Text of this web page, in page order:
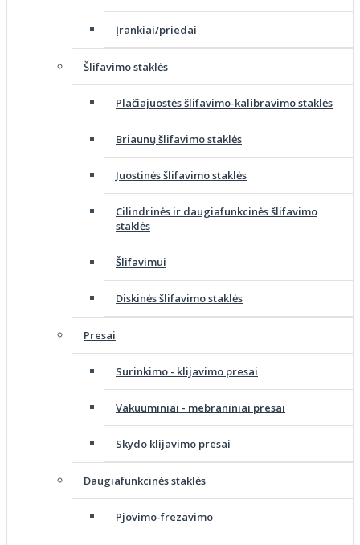
Įrankiai/priedai
Šlifavimo staklės
Plačiajuostės šlifavimo-kalibravimo staklės
Briaunų šlifavimo staklės
Juostinės šlifavimo staklės
Cilindrinės ir daugiafunkcinės šlifavimo
staklės
Šlifavimui
Diskinės šlifavimo staklės
Presai
Surinkimo - klijavimo presai
Vakuuminiai - mebraniniai presai
Skydo klijavimo presai
Daugiafunkcinės staklės
Pjovimo-frezavimo